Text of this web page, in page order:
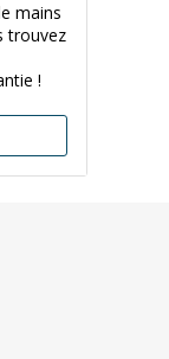
mains
trouvez
!